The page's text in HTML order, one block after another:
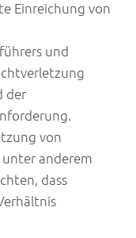
Einreichung von
und
der
von
anderem
dass